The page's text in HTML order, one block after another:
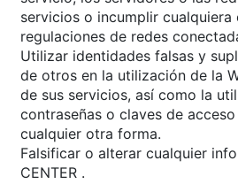
servicios o incumplir
regulaciones de redes
Utilizar identidades falsas y
de otros en la utilización de la
de sus servicios, así como la
contraseñas o claves de
cualquier otra forma.
Falsificar o alterar cualquier
CENTER .